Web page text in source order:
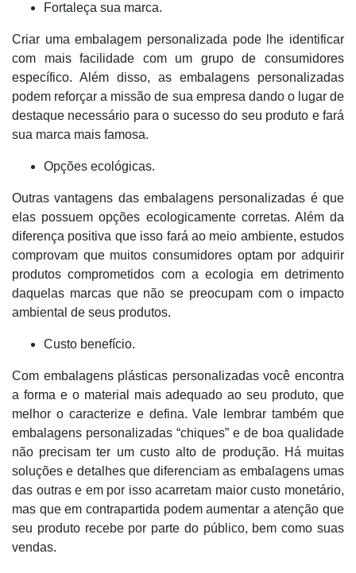
Fortaleça sua marca.
Criar uma embalagem personalizada pode lhe identificar
com mais facilidade com um grupo de consumidores
específico. Além disso, as embalagens personalizadas
podem reforçar a missão de sua empresa dando o lugar de
destaque necessário para o sucesso do seu produto e fará
sua marca mais famosa.
Opções ecológicas.
Outras vantagens das embalagens personalizadas é que
elas possuem opções ecologicamente corretas. Além da
diferença positiva que isso fará ao meio ambiente, estudos
comprovam que muitos consumidores optam por adquirir
produtos comprometidos com a ecologia em detrimento
daquelas marcas que não se preocupam com o impacto
ambiental de seus produtos.
Custo benefício.
Com embalagens plásticas personalizadas você encontra
a forma e o material mais adequado ao seu produto, que
melhor o caracterize e defina. Vale lembrar também que
embalagens personalizadas “chiques” e de boa qualidade
não precisam ter um custo alto de produção. Há muitas
soluções e detalhes que diferenciam as embalagens umas
das outras e em por isso acarretam maior custo monetário,
mas que em contrapartida podem aumentar a atenção que
seu produto recebe por parte do público, bem como suas
vendas.